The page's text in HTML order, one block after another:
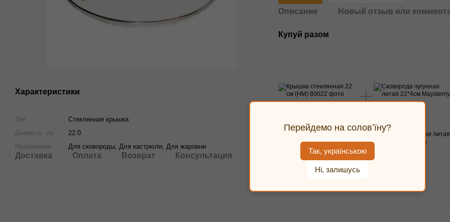
Характеристики
Тип
Стеклянная крышка
Диаметр, см
22.0
Назначение
Для сковороды, Для кастрюли, Для жаровни
Доставка Оплата Возврат Консультация
Описание Новый отзыв или
Купуй разом
Крышка стеклянная 22 см
Сковорода чугунная литая
22*4см Maysternya
Перейдемо на соловʼїну?
Так, українською
Ні, залишусь